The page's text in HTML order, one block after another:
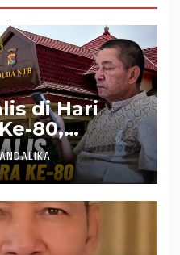
di Hari
80,
NTB